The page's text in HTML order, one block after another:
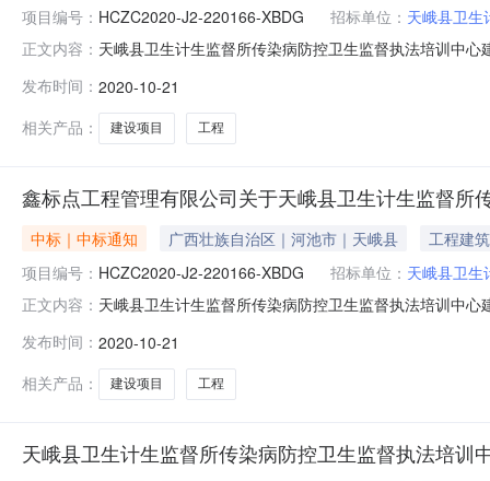
项目编号： HCZC2020-J2-220166-XBDG 招标单位： 天峨县卫生
正文内容： 天峨县卫生计生监督所传染病防控卫生监督执法培训中
员）名单吴长彬、覃忠相、李素梅（业主评委）总成交
监督所采购单位
发布时间： 2020-10-21
相关产品：
建设项目 工程
鑫标点工程管理有限公司关于天峨县卫生计生监督
中标｜中标通知 广西壮族自治区｜河池市｜天峨县
工程建筑
项目编号： HCZC2020-J2-220166-XBDG 招标单位： 天峨县卫生
正文内容： 天峨县卫生计生监督所传染病防控卫生监督执法培训中
元玖角玖分（小写：￥1027491.99元）四、主要标的信
荣发执业证书信息
发布时间： 2020-10-21
相关产品：
建设项目 工程
天峨县卫生计生监督所传染病防控卫生监督执法培训